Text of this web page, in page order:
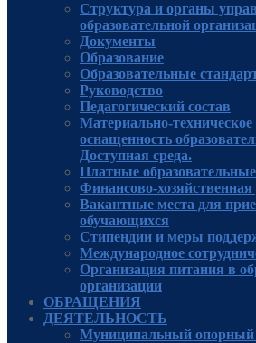
Структура и органы
образовательной
Документы
Образование
Образовательные
Руководcтво
Педагогический состав
Материально-техническое
оснащенность
Доступная среда.
Платные
Финансово-хозяйственная
Вакантные места для
обучающихся
Стипендии и меры
Международное
Организация питания в
организации
ОБРАЩЕНИЯ
ДЕЯТЕЛЬНОСТЬ
Муниципальный опорный